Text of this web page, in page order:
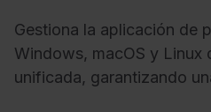
Gestiona la aplicación de
Windows, macOS y Linux
unificada, garantizando